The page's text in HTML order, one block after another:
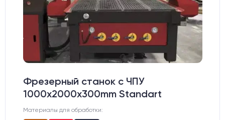
Фрезерный станок с ЧПУ
1000x2000x300mm Standart
Материалы для обработки: